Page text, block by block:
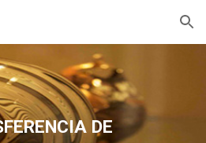
Skip to navigation
DE